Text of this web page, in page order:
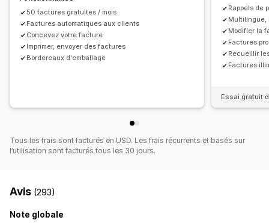
Multilingue
Gestion de fichiers
Téléchargement groupé Dénomination des fichiers
Automatisation des e-mails
50 factures gratuites / mois
Factures automatiques aux clients
Concevez votre facture
Imprimer, envoyer des factures
Bordereaux d'emballage
Rappels de
Multilingue,
Modifier la
Factures
Recueillir
Factures
Essai gratuit
Tous les frais sont facturés en USD. Les frais récurrents et basés sur
l’utilisation sont facturés tous les 30 jours.
Avis (293)
Note globale